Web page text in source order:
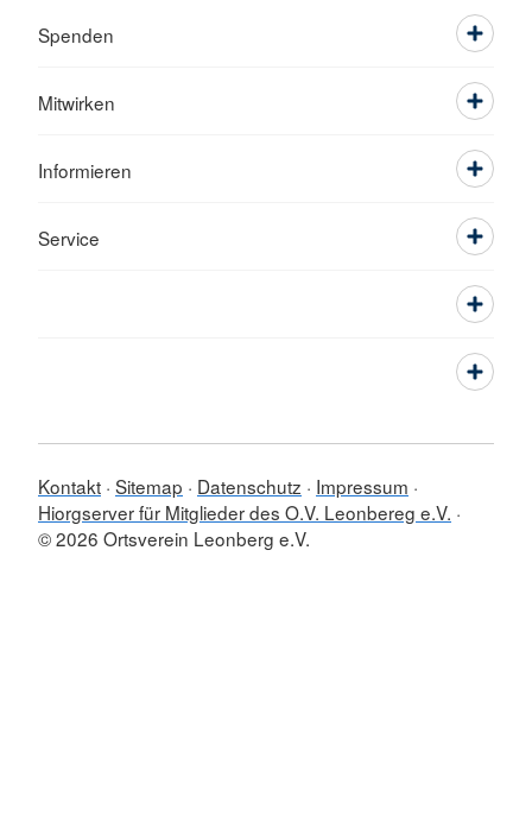
Spenden
Mitwirken
Informieren
Service
Kontakt Sitemap Datenschutz
Impressum
Hiorgserver für Mitglieder des O.V. Leonbereg e.V.
© 2026 Ortsverein Leonberg e.V.